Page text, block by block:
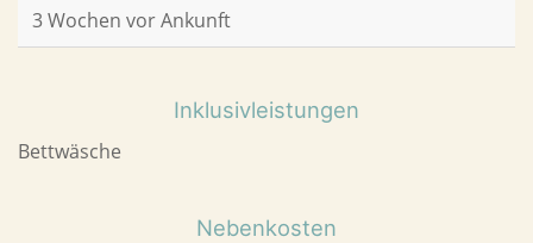
3 Wochen vor Ankunft
Inklusivleistungen
Bettwäsche
Nebenkosten